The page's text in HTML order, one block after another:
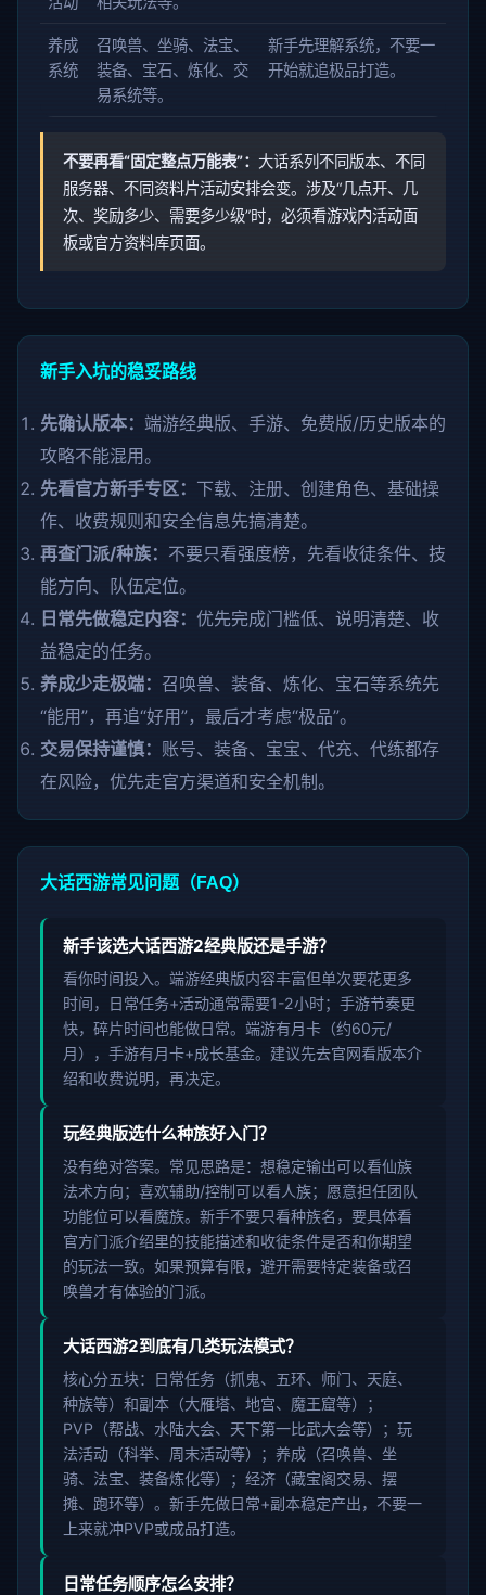
养成
系统
召唤兽、坐骑、法宝、
装备、宝石、炼化、交
易系统等。
新手先理解系统，不要一
开始就追极品打造。
不要再看“固定整点万能表”： 大话系列不同版本、不同
服务器、不同资料片活动安排会变。涉及“几点开、几
次、奖励多少、需要多少级”时，必须看游戏内活动面
板或官方资料库页面。
新手入坑的稳妥路线
先确认版本： 端游经典版、手游、免费版/历史版本的
攻略不能混用。
先看官方新手专区： 下载、注册、创建角色、基础操
作、收费规则和安全信息先搞清楚。
再查门派/种族： 不要只看强度榜，先看收徒条件、技
能方向、队伍定位。
日常先做稳定内容： 优先完成门槛低、说明清楚、收
益稳定的任务。
养成少走极端： 召唤兽、装备、炼化、宝石等系统先
“能用”，再追“好用”，最后才考虑“极品”。
交易保持谨慎： 账号、装备、宝宝、代充、代练都存
在风险，优先走官方渠道和安全机制。
大话西游常见问题（FAQ）
新手该选大话西游2经典版还是手游？
看你时间投入。端游经典版内容丰富但单次要花更多
时间，日常任务+活动通常需要1-2小时；手游节奏更
快，碎片时间也能做日常。端游有月卡（约60元/
月），手游有月卡+成长基金。建议先去官网看版本介
绍和收费说明，再决定。
玩经典版选什么种族好入门？
没有绝对答案。常见思路是：想稳定输出可以看仙族
法术方向；喜欢辅助/控制可以看人族；愿意担任团队
功能位可以看魔族。新手不要只看种族名，要具体看
官方门派介绍里的技能描述和收徒条件是否和你期望
的玩法一致。如果预算有限，避开需要特定装备或召
唤兽才有体验的门派。
大话西游2到底有几类玩法模式？
核心分五块：日常任务（抓鬼、五环、师门、天庭、
种族等）和副本（大雁塔、地宫、魔王窟等）；
PVP（帮战、水陆大会、天下第一比武大会等）；玩
法活动（科举、周末活动等）；养成（召唤兽、坐
骑、法宝、装备炼化等）；经济（藏宝阁交易、摆
摊、跑环等）。新手先做日常+副本稳定产出，不要一
上来就冲PVP或成品打造。
日常任务顺序怎么安排？